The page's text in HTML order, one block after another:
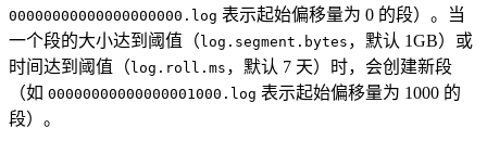
00000000000000000000.log 表示起始偏移量为 0 的段）。当
一个段的大小达到阈值（ log.segment.bytes ，默认 1GB）或
时间达到阈值（ log.roll.ms ，默认 7 天）时，会创建新段
（如 00000000000000001000.log 表示起始偏移量为 1000 的
段）。